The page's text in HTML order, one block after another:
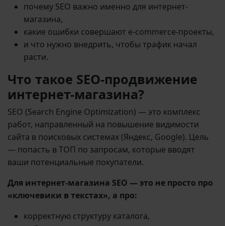
почему SEO важно именно для интернет-
магазина,
какие ошибки совершают e-commerce-проекты,
и что нужно внедрить, чтобы трафик начал
расти.
Что такое SEO-продвижение
интернет-магазина?
SEO (Search Engine Optimization) — это комплекс
работ, направленный на повышение видимости
сайта в поисковых системах (Яндекс, Google). Цель
— попасть в ТОП по запросам, которые вводят
ваши потенциальные покупатели.
Для интернет-магазина SEO — это не просто про
«ключевики в текстах», а про:
корректную структуру каталога,